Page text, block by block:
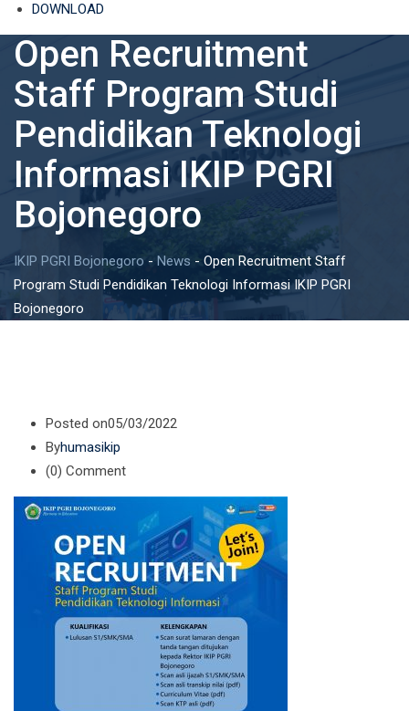
DOWNLOAD
Open Recruitment
Staff Program Studi
Pendidikan Teknologi
Informasi IKIP PGRI
Bojonegoro
IKIP PGRI Bojonegoro - News - Open Recruitment Staff
Program Studi Pendidikan Teknologi Informasi IKIP PGRI
Bojonegoro
Posted on05/03/2022
Byhumasikip
(0) Comment